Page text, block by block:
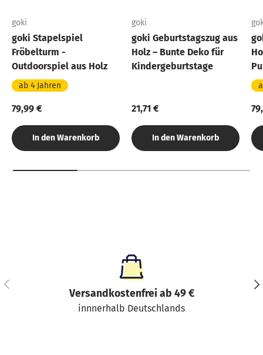
goki
goki Stapelspiel
Fröbelturm -
Outdoorspiel aus Holz
ab 4 Jahren
79,99 €
In den Warenkorb
goki
goki Geburtstagszug aus
Holz – Bunte Deko für
Kindergeburtstage
21,71 €
In den Warenkorb
Vorherige
Versandkostenfrei ab 49 €
innnerhalb Deutschlands